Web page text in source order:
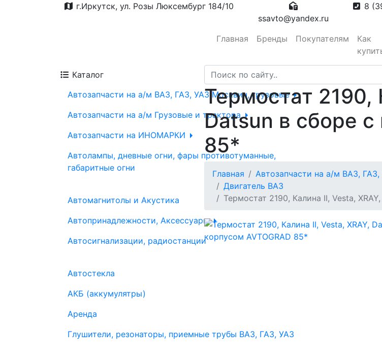
г.Иркутск, ул. Розы Люксембург 184/10
ssavto@yandex.ru
8
Главная Бренды Покупателям
Как
Каталог
Автозапчасти на а/м ВАЗ, ГАЗ, УАЗ Москвич, грузовые
Автозапчасти на а/м Грузовые и трактора
Автозапчасти на ИНОМАРКИ
Автолампы, дневные огни, фары противотуманные,
габаритные огни
Автомагнитолы и Акустика
Автопринадлежности, Аксессуары
Автосигнализации, радиостанции
Автостекла
АКБ (аккумулятры)
Аренда
Глушители, резонаторы, приемные трубы ВАЗ, ГАЗ, УАЗ
Термостат 2190,
Datsun в сборе с
85*
Главная Автозапчасти на а/м ВАЗ,
Двигатель ВАЗ
Термостат 2190, Калина II, Vesta,